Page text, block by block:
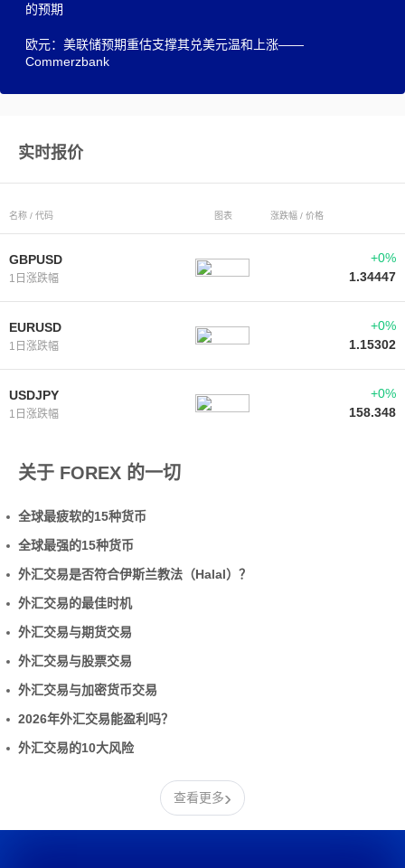
的预期
欧元：美联储预期重估支撑其兑美元温和上涨——
Commerzbank
实时报价
名称 / 代码 图表 涨跌幅 / 价格
GBPUSD
1日涨跌幅
+0%
1.34447
EURUSD
1日涨跌幅
+0%
1.15302
USDJPY
1日涨跌幅
+0%
158.348
关于 FOREX 的一切
全球最疲软的15种货币
全球最强的15种货币
外汇交易是否符合伊斯兰教法（Halal）？
外汇交易的最佳时机
外汇交易与期货交易
外汇交易与股票交易
外汇交易与加密货币交易
2026年外汇交易能盈利吗？
外汇交易的10大风险
查看更多›